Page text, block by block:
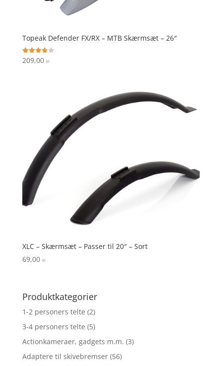
Topeak Defender FX/RX – MTB Skærmsæt – 26″
Vurderet
3.8
209,00 kr.
XLC – Skærmsæt – Passer til 20″ – Sort
69,00 kr.
Produktkategorier
1-2 personers telte (2)
3-4 personers telte (5)
Actionkameraer, gadgets m.m. (3)
Adaptere til skivebremser (56)